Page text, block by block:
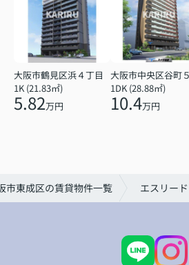
大阪市鶴見区浜４丁目
1K (21.83㎡)
5.82万円
1DK (28.88㎡)
10.4万円
市東成区の賃貸物件一覧 エスリー